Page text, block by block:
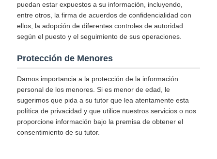
puedan estar expuestos a su información, incluyendo,
entre otros, la firma de acuerdos de confidencialidad con
ellos, la adopción de diferentes controles de autoridad
según el puesto y el seguimiento de sus operaciones.
Protección de Menores
Damos importancia a la protección de la información
personal de los menores. Si es menor de edad, le
sugerimos que pida a su tutor que lea atentamente esta
política de privacidad y que utilice nuestros servicios o nos
proporcione información bajo la premisa de obtener el
consentimiento de su tutor.